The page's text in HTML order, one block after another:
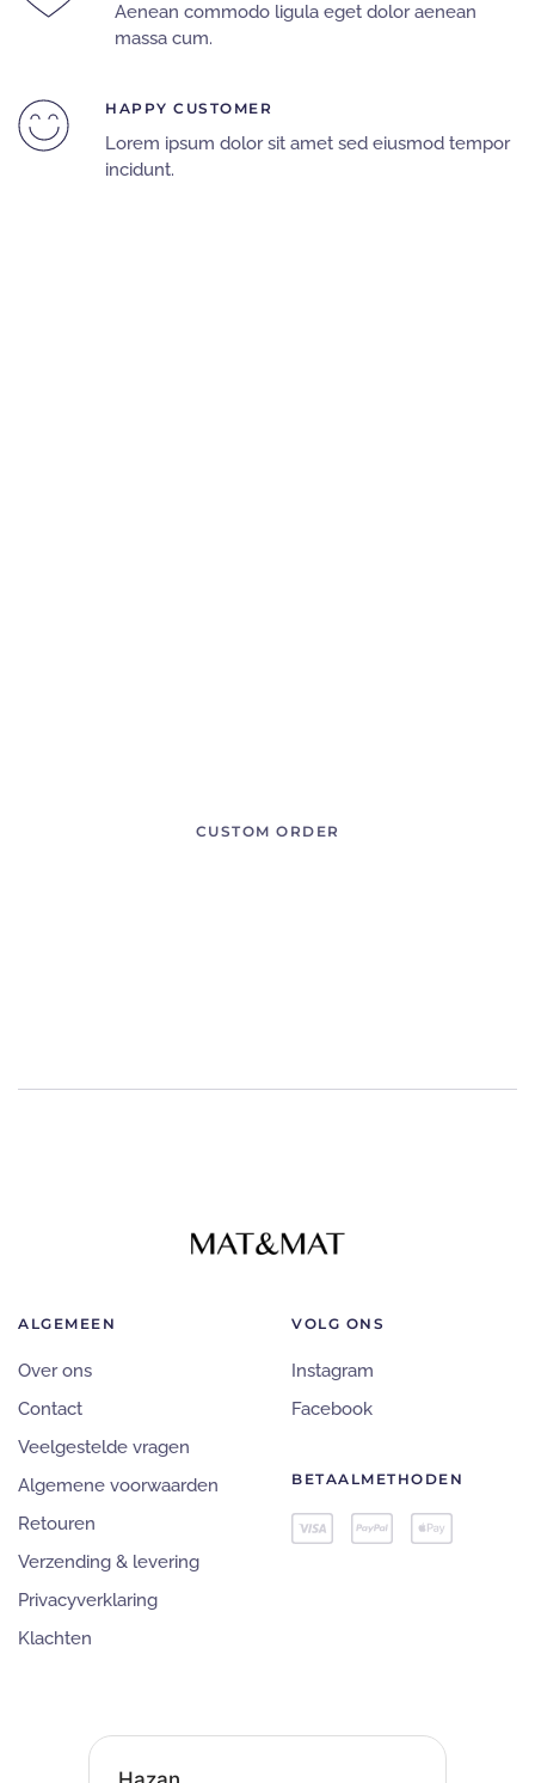
Aenean commodo ligula eget dolor aenean
massa cum.
HAPPY CUSTOMER
Lorem ipsum dolor sit amet sed eiusmod tempor
incidunt.
CUSTOM ORDER
ALGEMEEN
Over ons
Contact
Veelgestelde vragen
Algemene voorwaarden
Retouren
Verzending & levering
Privacyverklaring
Klachten
VOLG ONS
Instagram
Facebook
BETAALMETHODEN